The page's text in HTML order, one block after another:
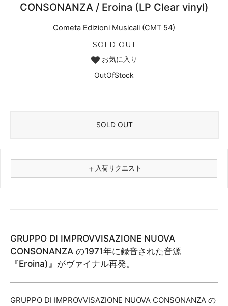
CONSONANZA / Eroina (LP Clear vinyl)
Cometa Edizioni Musicali (CMT 54)
SOLD OUT
お気に入り
OutOfStock
SOLD OUT
＋ 入荷リクエスト
フォーマット
レコード
その他
GRUPPO DI IMPROVVISAZIONE NUOVA
CONSONANZA の1971年に録音された音源
『Eroina)』がヴァイナル再発。
GRUPPO DI IMPROVVISAZIONE NUOVA CONSONANZA の